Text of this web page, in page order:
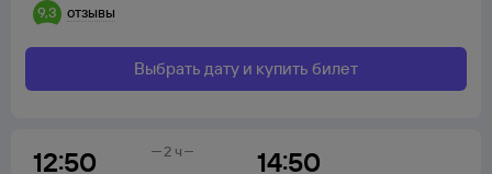
9,3
отзывы
Выбрать дату и купить билет
12:50 14:50
2 ч